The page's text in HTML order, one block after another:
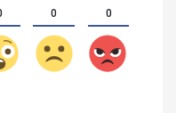
0 0